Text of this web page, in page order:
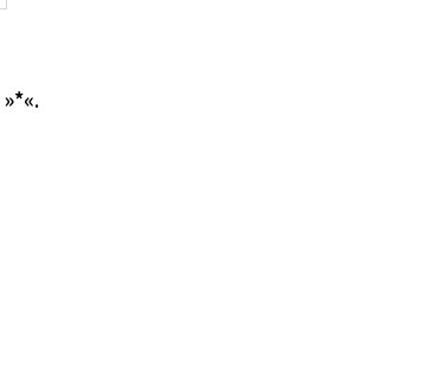
»*«.